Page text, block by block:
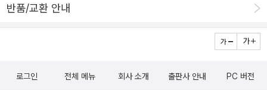
키스 모자를 쓰고 나온 두 청년 커플(?)이 특히 귀여웠다. 그런데 우
0일 밤 10시쯤...가장 대중적인 곡 중에 하나인 'I Just called to sa
더의 큰 아들이다. 그리고, 노래가 끝나자 꼬맹이 한 녀석을 불러 내는
반품/교환 안내
로그인 전체 메뉴 회사 소개 출판사 안내 PC 버전